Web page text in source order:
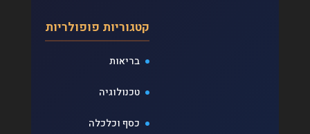
קטגוריות פופולריות
בריאות
טכנולוגיה
כסף וכלכלה